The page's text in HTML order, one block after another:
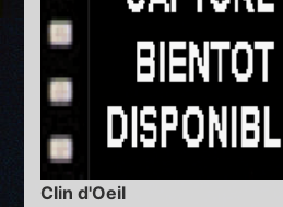
Clin d'Oeil